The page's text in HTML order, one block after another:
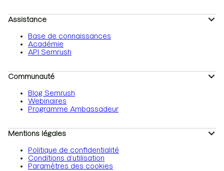
Assistance
Base de connaissances
Académie
API Semrush
Communauté
Blog Semrush
Webinaires
Programme Ambassadeur
Mentions légales
Politique de confidentialité
Conditions d’utilisation
Paramètres des cookies